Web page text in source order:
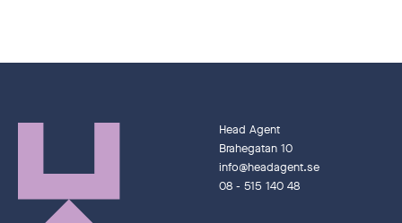
Head Agent
Brahegatan 10
info@headagent.se
08 - 515 140 48